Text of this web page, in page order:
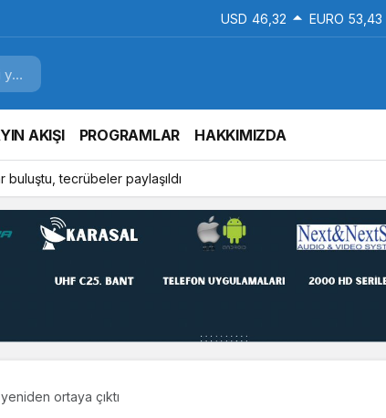
USD 46,32 EURO 53,43
AKIŞI PROGRAMLAR HAKKIMIZDA
buluştu, tecrübeler paylaşıldı
ortaya çıktı